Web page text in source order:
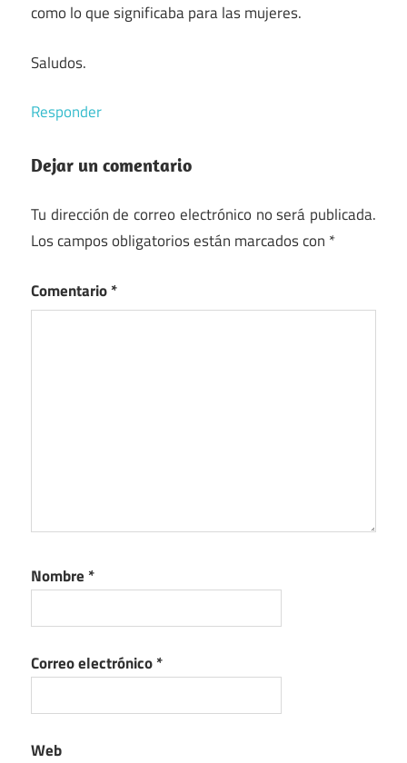
como lo que significaba para las mujeres.
Saludos.
Responder
Dejar un comentario
Tu dirección de correo electrónico no será publicada.
Los campos obligatorios están marcados con *
Comentario*
Nombre *
Correo electrónico*
Web